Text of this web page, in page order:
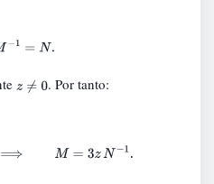
M−1=N.
z≠0 . Por tanto:
N⟹ N− 1.